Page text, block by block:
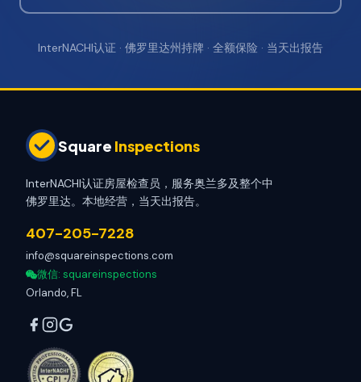
InterNACHI认证 · 佛罗里达州持牌 · 全额保险 · 当天出报告
Square Inspections
InterNACHI认证房屋检查员，服务奥兰多及整个中
佛罗里达。本地经营，当天出报告。
407-205-7228
info@squareinspections.com
微信: squareinspections
Orlando, FL